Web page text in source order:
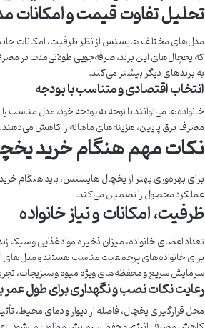
تحلیل تفاوت قیمت و امکانات
مدل‌های مختلف هایسنس از نظر ظرفیت، امکانات
که یخچال‌های این برند، صرفه‌جویی طولانی‌مدت در
به برندهای دیگر بیشتر می‌کند.
انتخاب اقتصادی و متناسب با بودجه
خانواده‌ها می‌توانند با توجه به بودجه خود، مدل
مصرف برق پایین، هزینه‌های ماهانه را کاهش می‌دهند.
نکات مهم هنگام خرید
برای بهره‌وری بهتر از یخچال هایسنس، باید هنگام
عملکرد محصول را تضمین می‌کند.
ظرفیت، امکانات و نیاز خانواده
تعداد اعضای خانواده، میزان ذخیره مواد غذایی و
برای خانواده‌های پرجمعیت مناسب هستند و مدل‌های
سرمایش سریع و محفظه‌های ویژه میوه و سبزیجات،
رعایت نکات نصب و نگهداری برای طول عمر
محل قرارگیری یخچال، فاصله از دیوار و دمای محیط،